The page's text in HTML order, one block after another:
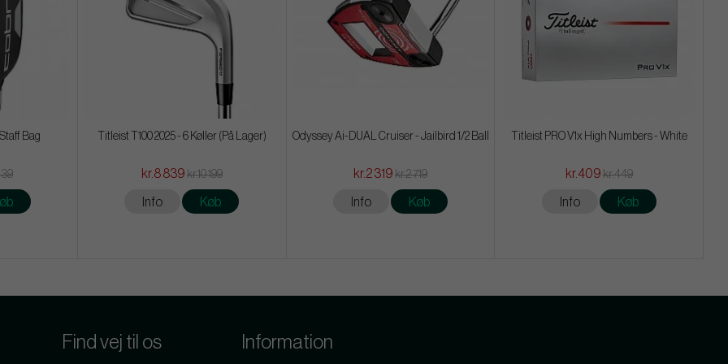
Bag Titleist T100 2025 - 6 Køller (På Lager)
kr.8 839 kr.10 199
Info Køb
Odyssey Ai-DUAL Cruiser - Jailbird 1/2 Ball
kr.2 319 kr.2 719
Info Køb
Titleist PRO V1x High Numbers - White
kr.409 kr.449
Info Køb
Find vej til os Information